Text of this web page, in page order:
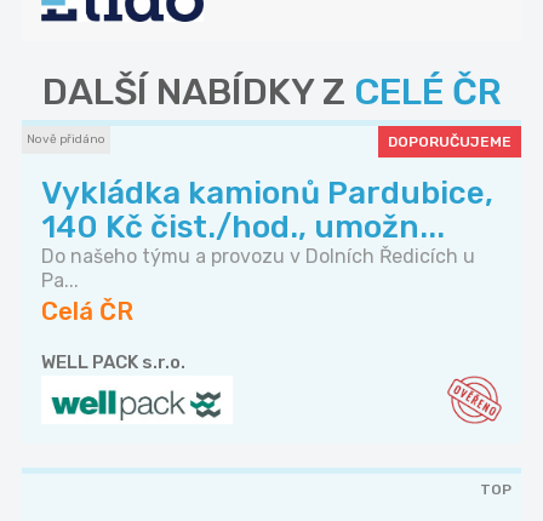
DALŠÍ NABÍDKY Z CELÉ ČR
Nově přidáno DOPORUČUJEME
Vykládka kamionů Pardubice,
140 Kč čist./hod., umožn...
Do našeho týmu a provozu v Dolních Ředicích u
Pa...
Celá ČR
WELL PACK s.r.o.
TOP